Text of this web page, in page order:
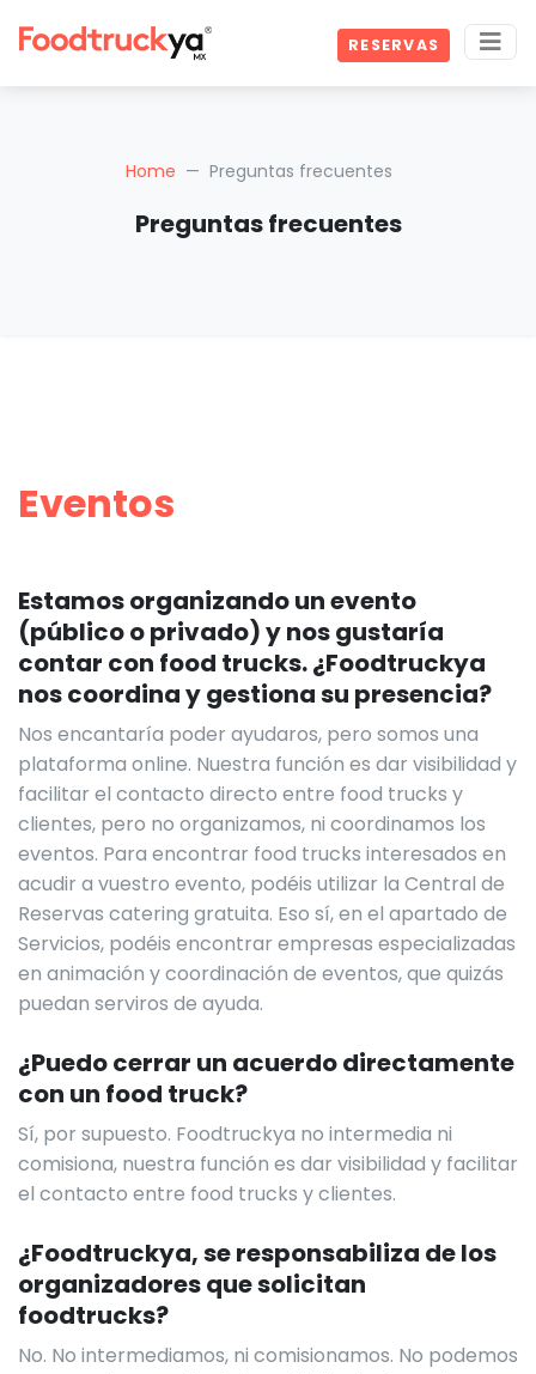
RESERVAS
Home Preguntas frecuentes
Preguntas frecuentes
Eventos
Estamos organizando un evento
(público o privado) y nos gustaría
contar con food trucks. ¿Foodtruckya
nos coordina y gestiona su presencia?
Nos encantaría poder ayudaros, pero somos una
plataforma online. Nuestra función es dar visibilidad y
facilitar el contacto directo entre food trucks y
clientes, pero no organizamos, ni coordinamos los
eventos. Para encontrar food trucks interesados en
acudir a vuestro evento, podéis utilizar la Central de
Reservas catering gratuita. Eso sí, en el apartado de
Servicios, podéis encontrar empresas especializadas
en animación y coordinación de eventos, que quizás
puedan serviros de ayuda.
¿Puedo cerrar un acuerdo directamente
con un food truck?
Sí, por supuesto. Foodtruckya no intermedia ni
comisiona, nuestra función es dar visibilidad y facilitar
el contacto entre food trucks y clientes.
¿Foodtruckya, se responsabiliza de los
organizadores que solicitan
foodtrucks?
No. No intermediamos, ni comisionamos. No podemos